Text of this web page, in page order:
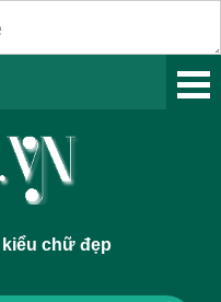
kiểu chữ đẹp